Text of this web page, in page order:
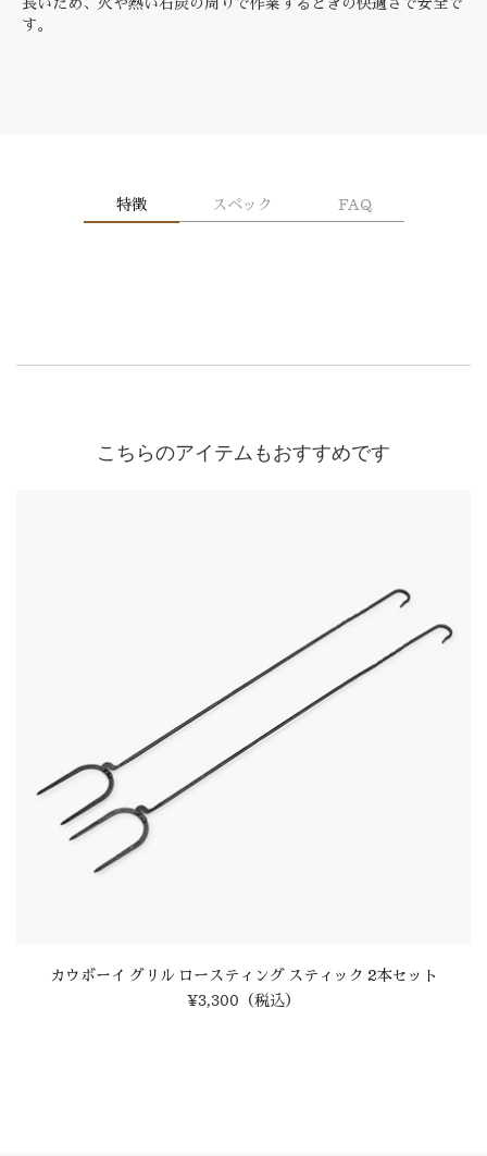
す。
特徴 スペック FAQ
こちらのアイテムもおすすめです
カウボーイ グリル ロースティング スティック 2本セット
¥3,300 （税込）